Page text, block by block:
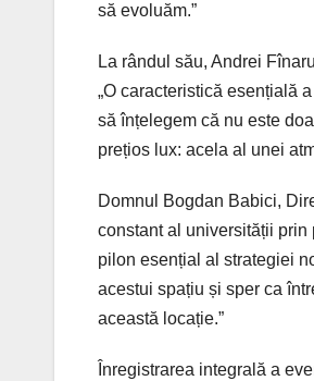
să evoluăm.”
La rândul său, Andrei
„O caracteristică esențială
să înțelegem că nu este
prețios lux: acela al unei
Domnul Bogdan Babici,
constant al universității
pilon esențial al strategiei
acestui spațiu și sper ca
această locație.”
Înregistrarea integrală a